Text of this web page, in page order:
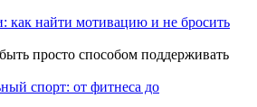
как найти мотивацию и не бросить
просто способом поддерживать
спорт: от фитнеса до